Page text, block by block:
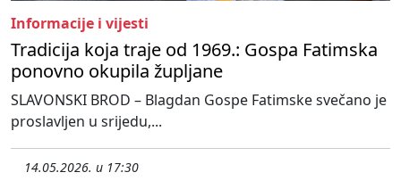
Informacije i vijesti
Tradicija koja traje od 1969.: Gospa Fatimska
ponovno okupila župljane
SLAVONSKI BROD – Blagdan Gospe Fatimske svečano je
proslavljen u srijedu,...
14.05.2026. u 17:30